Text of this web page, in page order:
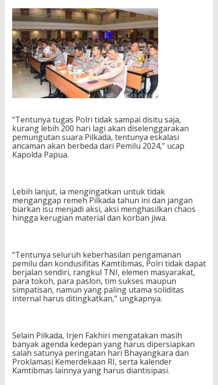
“Tentunya tugas Polri tidak sampai disitu saja,
kurang lebih 200 hari lagi akan diselenggarakan
pemungutan suara Pilkada, tentunya eskalasi
ancaman akan berbeda dari Pemilu 2024,” ucap
Kapolda Papua.
Lebih lanjut, ia mengingatkan untuk tidak
menganggap remeh Pilkada tahun ini dan jangan
biarkan isu menjadi aksi, aksi menghasilkan chaos
hingga kerugian material dan korban jiwa.
“Tentunya seluruh keberhasilan pengamanan
pemilu dan kondusifitas Kamtibmas, Polri tidak dapat
berjalan sendiri, rangkul TNI, elemen masyarakat,
para tokoh, para paslon, tim sukses maupun
simpatisan, namun yang paling utama soliditas
internal harus ditingkatkan,” ungkapnya.
Selain Pilkada, Irjen Fakhiri mengatakan masih
banyak agenda kedepan yang harus dipersiapkan
salah satunya peringatan hari Bhayangkara dan
Proklamasi Kemerdekaan RI, serta kalender
Kamtibmas lainnya yang harus diantisipasi.